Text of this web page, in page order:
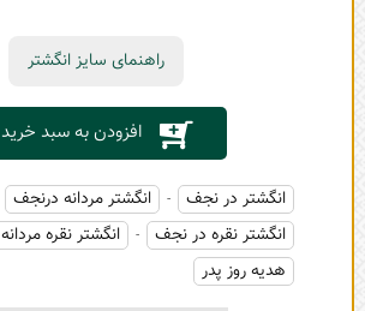
راهنمای سایز انگشتر
افزودن به سبد خرید
انگشتر در نجف - انگشتر مردانه درنجف
انگشتر نقره در نجف - انگشتر نقره مردانه
هدیه روز پدر